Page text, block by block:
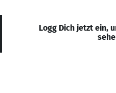
Logg Dich jetzt ein,